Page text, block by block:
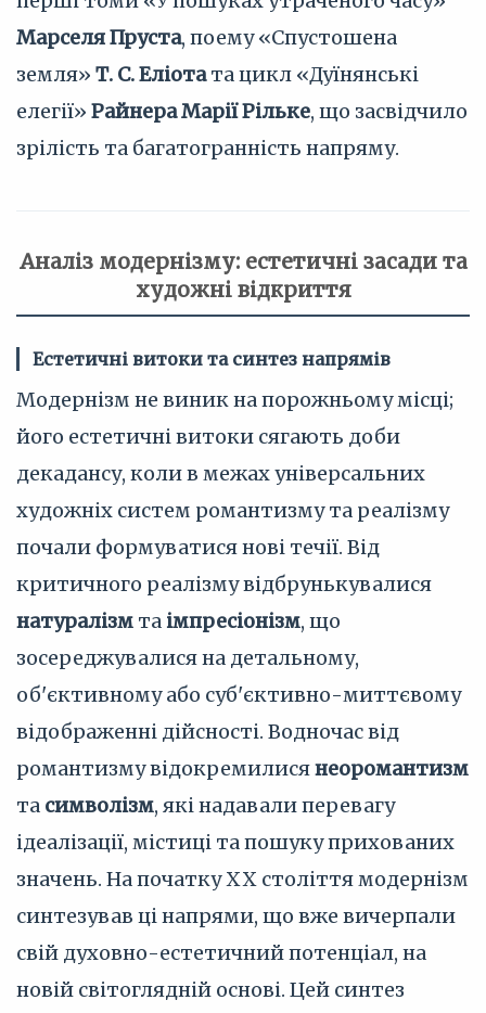
Марселя Пруста, поему «Спустошена
земля» Т. С. Еліотата цикл «Дуїнянські
елегії» Райнера Марії Рільке, що засвідчило
зрілість та багатогранність напряму.
Аналіз модернізму: естетичні засади та
художні відкриття
Естетичні витоки та синтез напрямів
Модернізм не виник на порожньому місці;
його естетичні витоки сягають доби
декадансу, коли в межах універсальних
художніх систем романтизму та реалізму
почали формуватися нові течії. Від
критичного реалізму відбрунькувалися
натуралізм та імпресіонізм, що
зосереджувалися на детальному,
об'єктивному або суб'єктивно-миттєвому
відображенні дійсності. Водночас від
романтизму відокремилисянеоромантизм
та символізм, які надавали перевагу
ідеалізації, містиці та пошуку прихованих
значень. На початку XX століття модернізм
синтезував ці напрями, що вже вичерпали
свій духовно-естетичний потенціал, на
новій світоглядній основі. Цей синтез